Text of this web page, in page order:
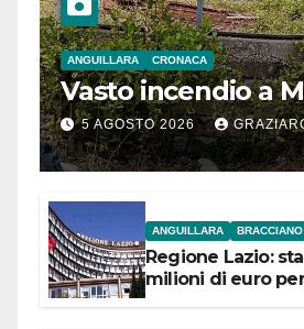
ANGUILLARA CRONACA
Vasto incendio a
5 AGOSTO 2026
ANGUILLARA BRACCIANO
Regione Lazio:
milioni di euro